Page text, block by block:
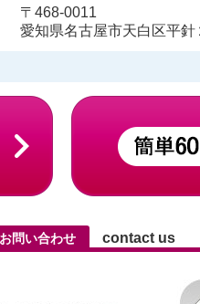
〒468-0011
愛知県名古屋市天白区平
問い合わせ contact us